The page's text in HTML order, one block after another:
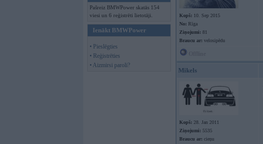
Pašreiz BMWPower skatās 154
viesi un 6 reģistrēti lietotāji.
Ienākt BMWPower
• Pieslēgties
• Reģistrēties
• Aizmirsi paroli?
Kopš: 10. Sep 2015
No: Rīga
Ziņojumi: 81
Braucu ar: velosipēdu
Mikels
Kopš: 28. Jan 2011
Ziņojumi: 5535
Braucu ar: cieņu